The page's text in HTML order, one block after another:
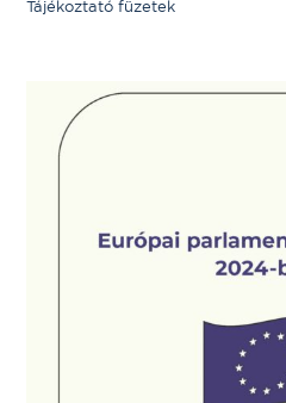
Tájékoztató füzetek